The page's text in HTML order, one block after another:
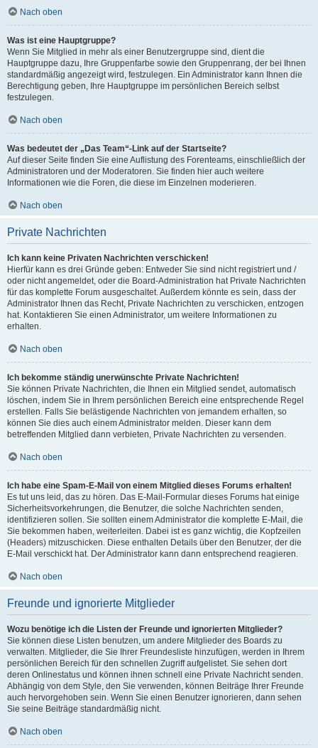
Nach oben
Was ist eine Hauptgruppe?
Wenn Sie Mitglied in mehr als einer Benutzergruppe sind, dient die
Hauptgruppe dazu, Ihre Gruppenfarbe sowie den Gruppenrang, der bei Ihnen
standardmäßig angezeigt wird, festzulegen. Ein Administrator kann Ihnen die
Berechtigung geben, Ihre Hauptgruppe im persönlichen Bereich selbst
festzulegen.
Nach oben
Was bedeutet der „Das Team“-Link auf der Startseite?
Auf dieser Seite finden Sie eine Auflistung des Forenteams, einschließlich der
Administratoren und der Moderatoren. Sie finden hier auch weitere
Informationen wie die Foren, die diese im Einzelnen moderieren.
Nach oben
Private Nachrichten
Ich kann keine Privaten Nachrichten verschicken!
Hierfür kann es drei Gründe geben: Entweder Sie sind nicht registriert und /
oder nicht angemeldet, oder die Board-Administration hat Private Nachrichten
für das komplette Forum ausgeschaltet. Außerdem könnte es sein, dass der
Administrator Ihnen das Recht, Private Nachrichten zu verschicken, entzogen
hat. Kontaktieren Sie einen Administrator, um weitere Informationen zu
erhalten.
Nach oben
Ich bekomme ständig unerwünschte Private Nachrichten!
Sie können Private Nachrichten, die Ihnen ein Mitglied sendet, automatisch
löschen, indem Sie in Ihrem persönlichen Bereich eine entsprechende Regel
erstellen. Falls Sie belästigende Nachrichten von jemandem erhalten, so
können Sie dies auch einem Administrator melden. Dieser kann dem
betreffenden Mitglied dann verbieten, Private Nachrichten zu versenden.
Nach oben
Ich habe eine Spam-E-Mail von einem Mitglied dieses Forums erhalten!
Es tut uns leid, das zu hören. Das E-Mail-Formular dieses Forums hat einige
Sicherheitsvorkehrungen, die Benutzer, die solche Nachrichten senden,
identifizieren sollen. Sie sollten einem Administrator die komplette E-Mail, die
Sie bekommen haben, weiterleiten. Dabei ist es ganz wichtig, die Kopfzeilen
(Headers) mitzuschicken. Diese enthalten Details über den Benutzer, der die
E-Mail verschickt hat. Der Administrator kann dann entsprechend reagieren.
Nach oben
Freunde und ignorierte Mitglieder
Wozu benötige ich die Listen der Freunde und ignorierten Mitglieder?
Sie können diese Listen benutzen, um andere Mitglieder des Boards zu
verwalten. Mitglieder, die Sie Ihrer Freundesliste hinzufügen, werden in Ihrem
persönlichen Bereich für den schnellen Zugriff aufgelistet. Sie sehen dort
deren Onlinestatus und können ihnen schnell eine Private Nachricht senden.
Abhängig von dem Style, den Sie verwenden, können Beiträge Ihrer Freunde
auch hervorgehoben sein. Wenn Sie einen Benutzer ignorieren, dann sehen
Sie seine Beiträge standardmäßig nicht.
Nach oben